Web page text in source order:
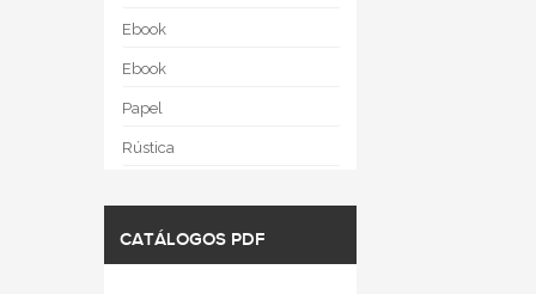
Ebook
Ebook
Papel
Rústica
CATÁLOGOS PDF